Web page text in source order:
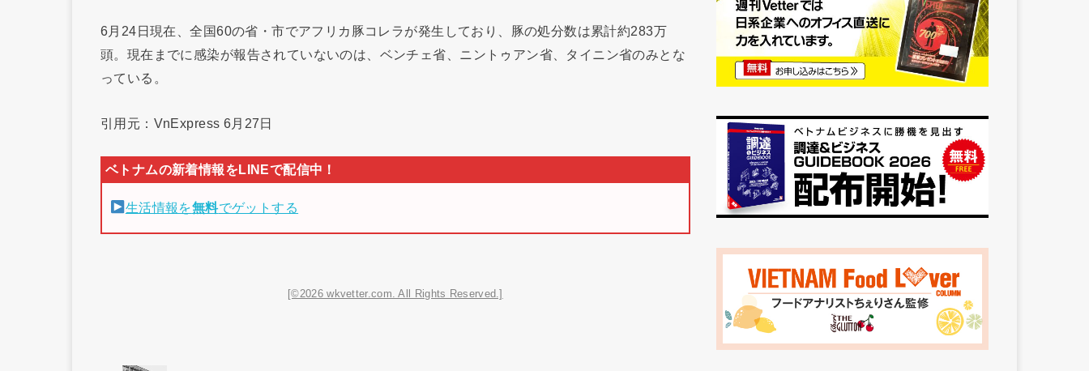
6月24日現在、全国60の省・市でアフリカ豚コレラが発生しており、豚の処分数は累計約283万
頭。現在までに感染が報告されていないのは、ベンチェ省、ニントゥアン省、タイニン省のみとな
っている。
引用元：VnExpress 6月27日
生活情報を無料でゲットする
[©2026 wkvetter.com. All Rights Reserved.]